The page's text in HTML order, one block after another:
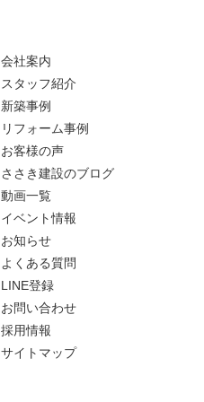
会社案内
スタッフ紹介
新築事例
リフォーム事例
お客様の声
ささき建設のブログ
動画一覧
イベント情報
お知らせ
よくある質問
LINE登録
お問い合わせ
採用情報
サイトマップ